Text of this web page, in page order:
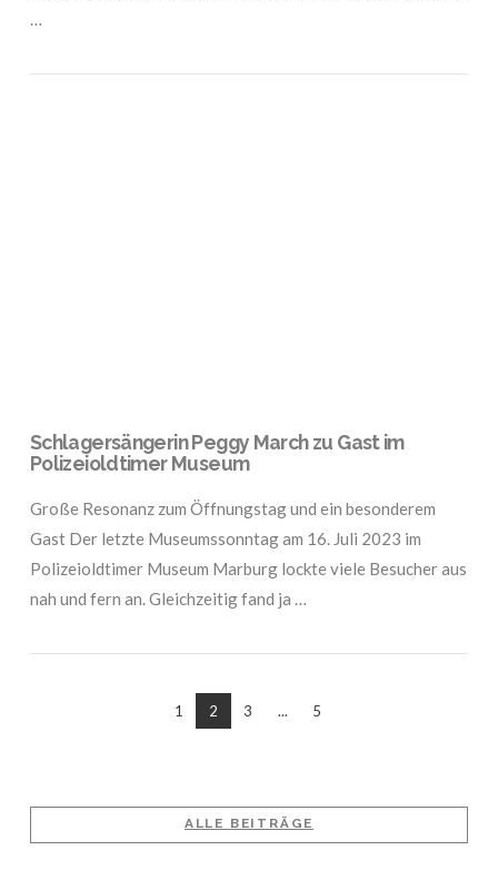
…
VIEW POST
Schlagersängerin Peggy March zu Gast im
Polizeioldtimer Museum
Große Resonanz zum Öffnungstag und ein besonderem
Gast Der letzte Museumssonntag am 16. Juli 2023 im
Polizeioldtimer Museum Marburg lockte viele Besucher aus
nah und fern an. Gleichzeitig fand ja …
1 2 3 ... 5
ALLE BEITRÄGE